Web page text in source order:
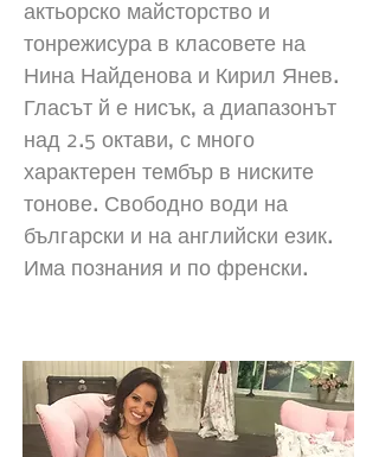
актьорско майсторство и
тонрежисура в класовете на
Нина Найденова и Кирил Янев.
Гласът й е нисък, а диапазонът
над 2.5 октави, с много
характерен тембър в ниските
тонове. Свободно води на
български и на английски език.
Има познания и по френски.